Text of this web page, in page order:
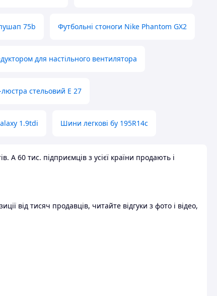
75b Футбольні стоноги Nike Phantom GX2
для настільного вентилятора
стельовий E 27
1.9tdi Шини легкові бу 195R14c
60 тис. підприємців з усієї країни продають і
від тисяч продавців, читайте відгуки з фото і відео,